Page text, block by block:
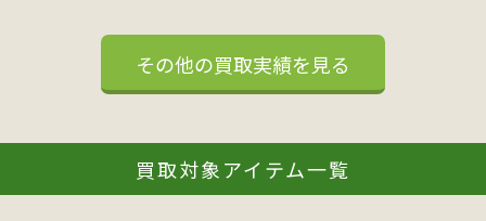
その他の買取実績を見る
買取対象アイテム一覧